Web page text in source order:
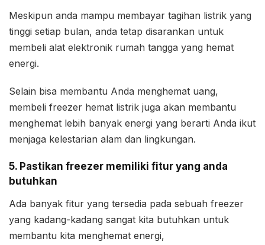
Meskipun anda mampu membayar tagihan listrik yang
tinggi setiap bulan, anda tetap disarankan untuk
membeli alat elektronik rumah tangga yang hemat
energi.
Selain bisa membantu Anda menghemat uang,
membeli freezer hemat listrik juga akan membantu
menghemat lebih banyak energi yang berarti Anda ikut
menjaga kelestarian alam dan lingkungan.
5. Pastikan freezer memiliki fitur yang anda
butuhkan
Ada banyak fitur yang tersedia pada sebuah freezer
yang kadang-kadang sangat kita butuhkan untuk
membantu kita menghemat energi,